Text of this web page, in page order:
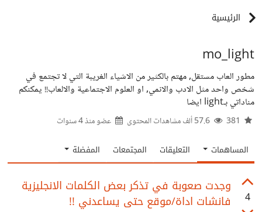
الرئيسية
mo_light
مطور العاب مستقل, مهتم بالكثير من الاشياء الغريبة التي لا تجتمع في
شخص واحد مثل الادب والانمي, او العلوم الاجتماعية والالعاب!! يمكنكم
مناداتي بـlight ايضا
عضو منذ4 سنوات
المساهمات التعليقات المجتمعات المفضلة
4
وجدت صعوبة في تذكر بعض الكلمات الانجليزية
فانشات اداة/موقع حتى يساعدني !!